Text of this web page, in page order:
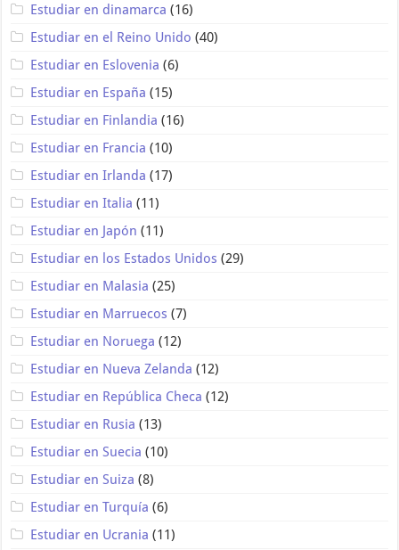
Estudiar en dinamarca (16)
Estudiar en el Reino Unido (40)
Estudiar en Eslovenia (6)
Estudiar en España (15)
Estudiar en Finlandia (16)
Estudiar en Francia (10)
Estudiar en Irlanda (17)
Estudiar en Italia (11)
Estudiar en Japón (11)
Estudiar en los Estados Unidos (29)
Estudiar en Malasia (25)
Estudiar en Marruecos (7)
Estudiar en Noruega (12)
Estudiar en Nueva Zelanda (12)
Estudiar en República Checa (12)
Estudiar en Rusia (13)
Estudiar en Suecia (10)
Estudiar en Suiza (8)
Estudiar en Turquía (6)
Estudiar en Ucrania (11)